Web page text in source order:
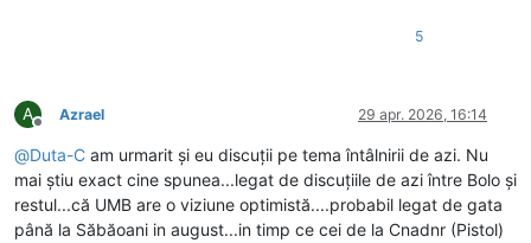
5
A
Deconectat
Azrael 29 apr. 2026, 16:14
@Duta-C am urmarit și eu discuții pe tema întâlnirii de azi. Nu
mai știu exact cine spunea...legat de discuțiile de azi între Bolo și
restul...că UMB are o viziune optimistă....probabil legat de gata
până la Săbăoani in august...in timp ce cei de la Cnadnr (Pistol)